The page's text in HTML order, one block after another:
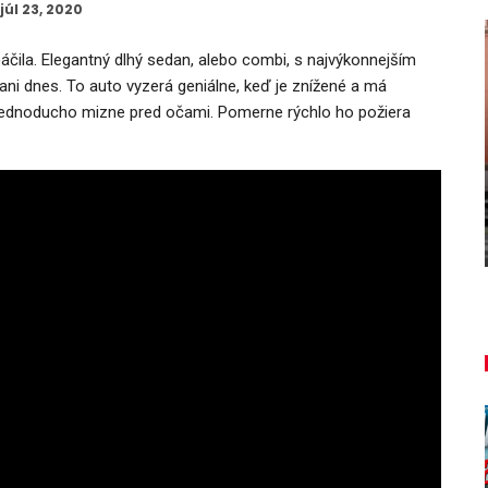
júl 23, 2020
Elegantný dlhý sedan, alebo combi, s najvýkonnejším
dnes. To auto vyzerá geniálne, keď je znížené a má
mizne pred očami. Pomerne rýchlo ho požiera
AUTO TESTY
TEST: Lexus UX sa pomaly lúči,